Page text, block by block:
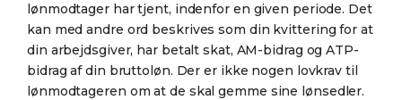
lønmodtager har tjent, indenfor en given periode. Det
kan med andre ord beskrives som din kvittering for at
din arbejdsgiver, har betalt skat, AM-bidrag og ATP-
bidrag af din bruttoløn. Der er ikke nogen lovkrav til
lønmodtageren om at de skal gemme sine lønsedler.